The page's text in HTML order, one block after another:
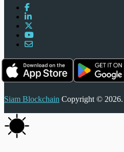
Siam Blockchain Copyright © 2026.